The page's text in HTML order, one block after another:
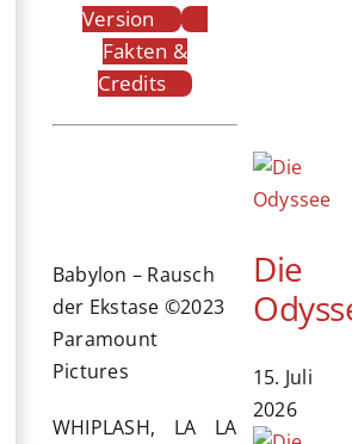
Version
Fakten &
Credits
Babylon – Rausch
der Ekstase ©2023
Paramount
Pictures
WHIPLASH, LA LA
Die
15. Juli
2026